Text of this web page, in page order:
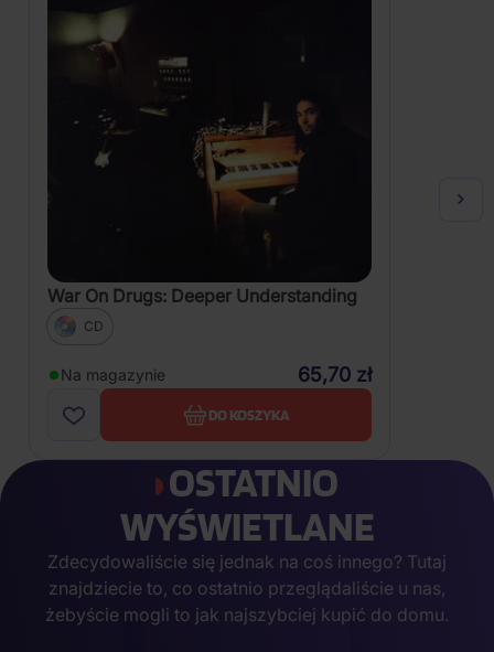
War On Drugs: Deeper Understanding
CD
Na magazynie 65,70 zł
DO KOSZYKA
OSTATNIO
WYŚWIETLANE
Zdecydowaliście się jednak na coś innego? Tutaj
znajdziecie to, co ostatnio przeglądaliście u nas,
żebyście mogli to jak najszybciej kupić do domu.